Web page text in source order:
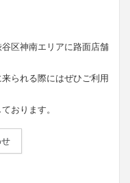
区神南エリアに路面店舗
られる際にはぜひご利用
おります。